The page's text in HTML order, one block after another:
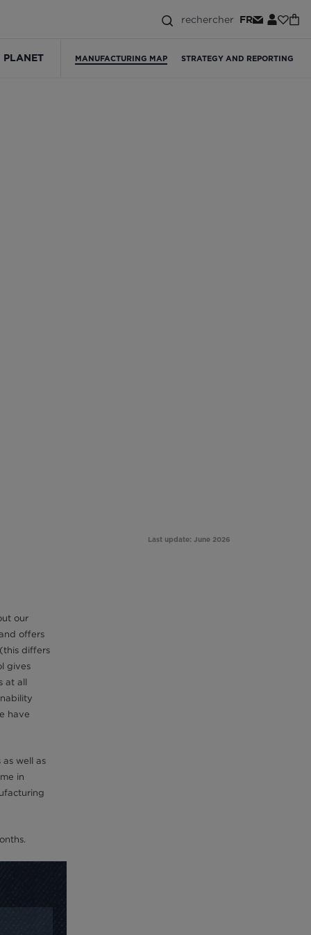
rechercher FR
PLANET MANUFACTURING MAP STRATEGY AND REPORTING
our
offers
differs
gives
at all
have
well as
in